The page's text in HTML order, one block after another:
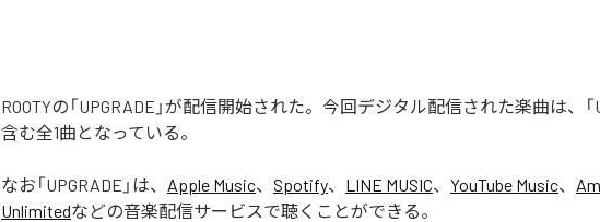
ROOTYの「UPGRADE」が配信開始された。今回デジタル配信された楽曲は、「
含む全1曲となっている。
なお「UPGRADE 」は、 Apple Music、 Spotify、 LINE MUSIC、 YouTube Music、
Unlimitedなどの音楽配信サービスで聴くことができる。